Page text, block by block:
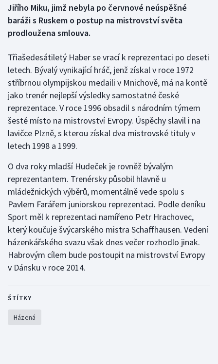
Curling
Dostihy
Florbal
Futsal
Golf
Gymnastika
Házená
Jezdectví
Judo
Krasobruslení
Lezení
Lyže a snowboard
Jiřího Miku, jimž nebyla po červnové neúspěšné
baráži s Ruskem o postup na mistrovství světa
prodloužena smlouva.
Třiašedesátiletý Haber se vrací k reprezentaci po deseti
letech. Bývalý vynikající hráč, jenž získal v roce 1972
stříbrnou olympijskou medaili v Mnichově, má na kontě
jako trenér nejlepší výsledky samostatné české
reprezentace. V roce 1996 obsadil s národním týmem
šesté místo na mistrovství Evropy. Úspěchy slavil i na
lavičce Plzně, s kterou získal dva mistrovské tituly v
letech 1998 a 1999.
O dva roky mladší Hudeček je rovněž bývalým
reprezentantem. Trenérsky působil hlavně u
mládežnických výběrů, momentálně vede spolu s
Pavlem Farářem juniorskou reprezentaci. Podle deníku
Sport měl k reprezentaci namířeno Petr Hrachovec,
který koučuje švýcarského mistra Schaffhausen. Vedení
házenkářského svazu však dnes večer rozhodlo jinak.
Habrovým cílem bude postoupit na mistrovství Evropy
v Dánsku v roce 2014.
ŠTÍTKY
Házená